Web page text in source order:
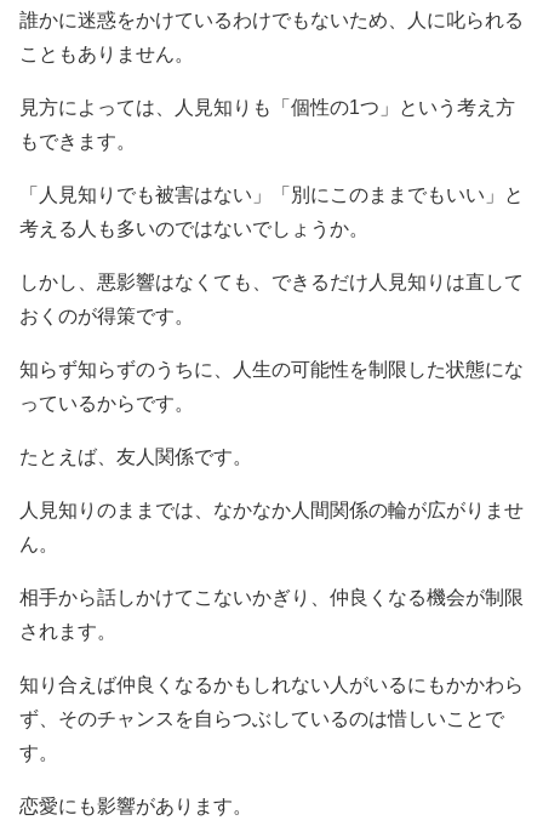
誰かに迷惑をかけているわけでもないため、人に叱られる
こともありません。
見方によっては、人見知りも「個性の1つ」という考え方
もできます。
「人見知りでも被害はない」「別にこのままでもいい」と
考える人も多いのではないでしょうか。
しかし、悪影響はなくても、できるだけ人見知りは直して
おくのが得策です。
知らず知らずのうちに、人生の可能性を制限した状態にな
っているからです。
たとえば、友人関係です。
人見知りのままでは、なかなか人間関係の輪が広がりませ
ん。
相手から話しかけてこないかぎり、仲良くなる機会が制限
されます。
知り合えば仲良くなるかもしれない人がいるにもかかわら
ず、そのチャンスを自らつぶしているのは惜しいことで
す。
恋愛にも影響があります。